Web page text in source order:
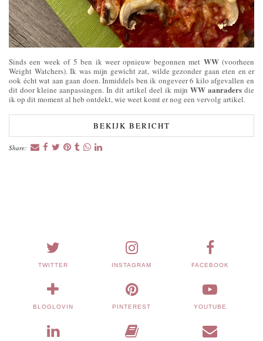
Sinds een week of 5 ben ik weer opnieuw begonnen met WW(voorheen
Weight Watchers). Ik was mijn gewicht zat, wilde gezonder gaan eten en er
ook écht wat aan gaan doen. Inmiddels ben ik ongeveer 6 kilo afgevallen en
dit door kleine aanpassingen. In dit artikel deel ik mijn WW aanraders die
ik op dit moment al heb ontdekt, wie weet komt er nog een vervolg artikel.
BEKIJK BERICHT
Share:
TWITTER INSTAGRAM FACEBOOK
BLOGLOVIN PINTEREST YOUTUBE